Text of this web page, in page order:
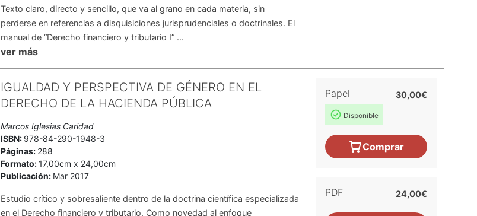
Texto claro, directo y sencillo, que va al grano en cada materia, sin
perderse en referencias a disquisiciones jurisprudenciales o doctrinales. El
manual de “Derecho financiero y tributario I” ...
ver más
IGUALDAD Y PERSPECTIVA DE GÉNERO EN EL
DERECHO DE LA HACIENDA PÚBLICA
Marcos Iglesias Caridad
ISBN: 978-84-290-1948-3
Páginas: 288
Formato:17,00cm x 24,00cm
Publicación: Mar 2017
Estudio crítico y sobresaliente dentro de la doctrina científica especializada
en el Derecho financiero y tributario. Como novedad al enfoque
Papel
Disponible
30,00€
Comprar
PDF 24,00€